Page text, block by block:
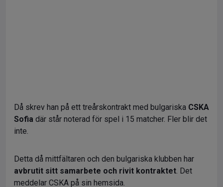
Då skrev han på ett treårskontrakt med bulgariska CSKA
Sofia där står noterad för spel i 15 matcher. Fler blir det
inte.
Detta då mittfältaren och den bulgariska klubben har
avbrutit sitt samarbete och rivit kontraktet. Det
meddelar CSKA på sin hemsida.